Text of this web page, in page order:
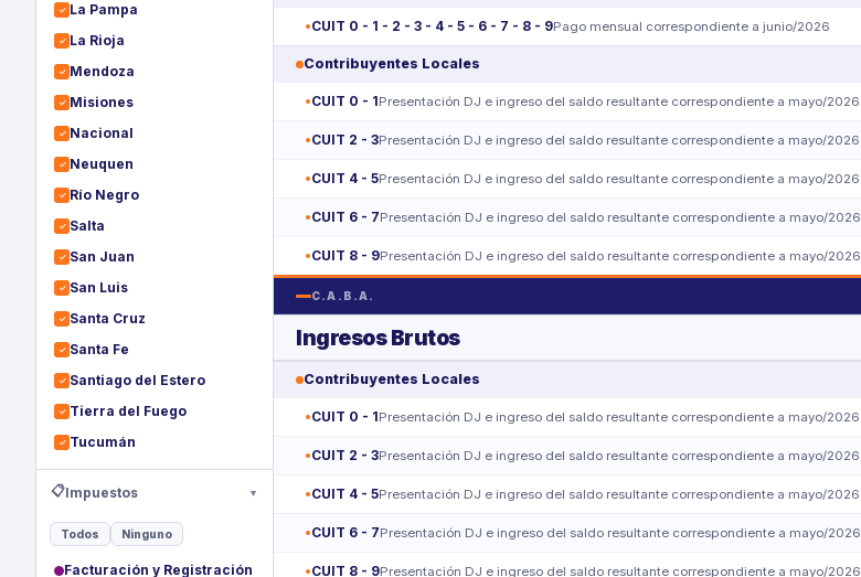
✓ La Pampa
✓ La Rioja
✓ Mendoza
✓ Misiones
✓ Nacional
✓ Neuquen
✓ Río Negro
✓ Salta
✓ San Juan
✓ San Luis
✓ Santa Cruz
✓ Santa Fe
✓ Santiago del Estero
✓ Tierra del Fuego
✓ Tucumán
📋Impuestos ▼
Todos Ninguno
Facturación y Registración
CUIT 0 - 1 - 2 - 3 - 4 - 5 - 6 - 7 - 8 - 9Pago mensual correspondiente a junio/2026
Contribuyentes Locales
CUIT 0 - 1Presentación DJ e ingreso del saldo resultante correspondiente a mayo/2026
CUIT 2 - 3Presentación DJ e ingreso del saldo resultante correspondiente a mayo/2026
CUIT 4 - 5Presentación DJ e ingreso del saldo resultante correspondiente a mayo/2026
CUIT 6 - 7Presentación DJ e ingreso del saldo resultante correspondiente a mayo/2026
CUIT 8 - 9Presentación DJ e ingreso del saldo resultante correspondiente a mayo/2026
C.A.B.A.
Ingresos Brutos
Contribuyentes Locales
CUIT 0 - 1Presentación DJ e ingreso del saldo resultante correspondiente a mayo/2026
CUIT 2 - 3Presentación DJ e ingreso del saldo resultante correspondiente a mayo/2026
CUIT 4 - 5Presentación DJ e ingreso del saldo resultante correspondiente a mayo/2026
CUIT 6 - 7Presentación DJ e ingreso del saldo resultante correspondiente a mayo/2026
CUIT 8 - 9Presentación DJ e ingreso del saldo resultante correspondiente a mayo/2026